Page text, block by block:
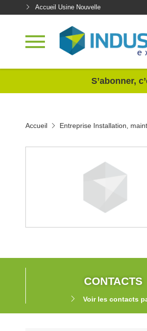
Accueil Usine Nouvelle
S’abonner,
Accueil Entreprise Installation,
CONTACTS
Voir les contacts